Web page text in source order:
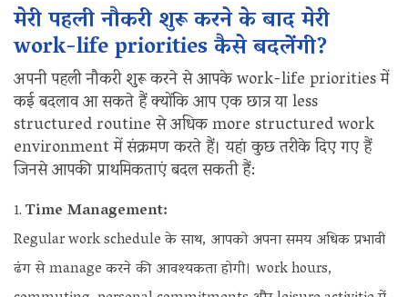
मेरी पहली नौकरी शुरू करने के बाद मेरी
work-life priorities कैसे बदलेंगी?
अपनी पहली नौकरी शुरू करने से आपके work-life priorities में
कई बदलाव आ सकते हैं क्योंकि आप एक छात्र या less
structured routine से अधिक more structured work
environment में संक्रमण करते हैं। यहां कुछ तरीके दिए गए हैं
जिनसे आपकी प्राथमिकताएं बदल सकती हैं:
Time Management:
Regular work schedule के साथ, आपको अपना समय अधिक प्रभावी
ढंग से manage करने की आवश्यकता होगी। work hours,